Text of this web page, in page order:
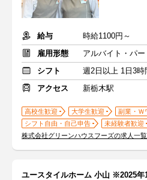
給与
時給1100円～
雇用形態
アルバイト・パー
シフト
週2日以上 1日3時
アクセス
新栃木駅
高校生歓迎 大学生歓迎
副業・Ｗ
シフト自由・自己申告
未経験者歓迎
株式会社グリーンハウスフーズの求人一
ユースタイルホーム 小山 ※2025年